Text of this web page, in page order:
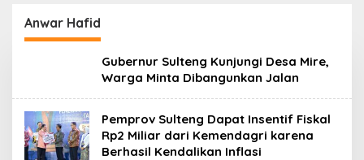
Anwar Hafid
Gubernur Sulteng Kunjungi Desa Mire,
Warga Minta Dibangunkan Jalan
Pemprov Sulteng Dapat Insentif Fiskal
Rp2 Miliar dari Kemendagri karena
Berhasil Kendalikan Inflasi